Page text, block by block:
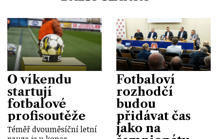
O víkendu
startují
fotbalové
profisoutěže
Téměř dvouměsíční letní
Fotbaloví
rozhodčí
budou
přidávat čas
jako na